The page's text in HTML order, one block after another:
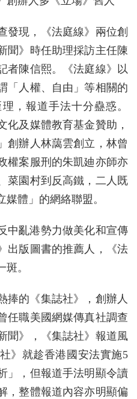
發現，《法庭線》兩位創
聞》時任助理採訪主任陳
者陳信熙。《法庭線》以
「人權、自由」等相關的
，報道手法十分蠱惑。
化及媒體教育基金贊助，
創辦人林藹雲創立，林曾
權案服刑的朱凱廸亦師亦
菜園村到反高鐵，二人既
體」的網絡聯盟。
中亂港勢力做美化和宣傳
出版圖書的推薦人，《法
。
捧的《集誌社》，創辦人
任職美國網媒傳真社調查
聞》，《集誌社》報道風
》就趁香港國安法實施5
」，但報道手法明顯令讀
，整體報道內容亦明顯偏